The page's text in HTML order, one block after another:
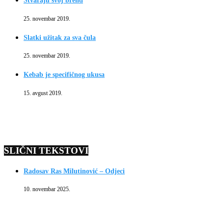
25. novembar 2019.
Slatki užitak za sva čula
25. novembar 2019.
Kebab je specifičnog ukusa
15. avgust 2019.
SLIČNI TEKSTOVI
Radosav Ras Milutinović – Odjeci
10. novembar 2025.